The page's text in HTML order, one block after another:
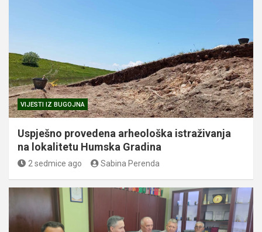
VIJESTI IZ BUGOJNA
Uspješno provedena arheološka istraživanja
na lokalitetu Humska Gradina
2 sedmice ago Sabina Perenda